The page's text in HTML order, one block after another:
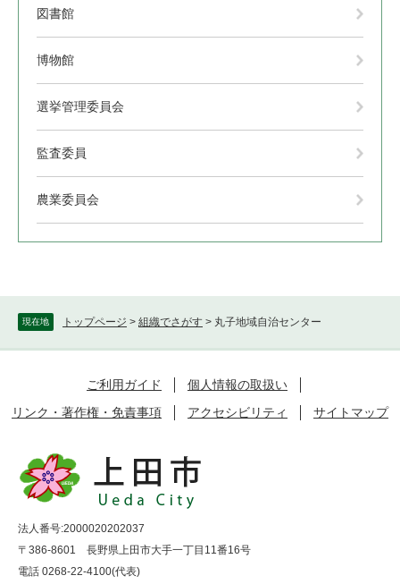
現在地 トップページ > 組織でさがす > 丸子地域自治センター
図書館
博物館
選挙管理委員会
監査委員
農業委員会
ご利用ガイド
個人情報の取扱い
リンク・著作権・免責事項
アクセシビリティ サイトマップ
法人番号:2000020202037
〒386-8601 長野県上田市大手一丁目11番16号
電話 0268-22-4100(代表)